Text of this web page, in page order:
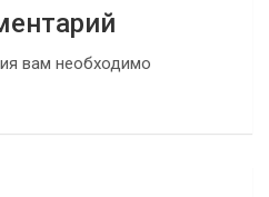
вам необходимо